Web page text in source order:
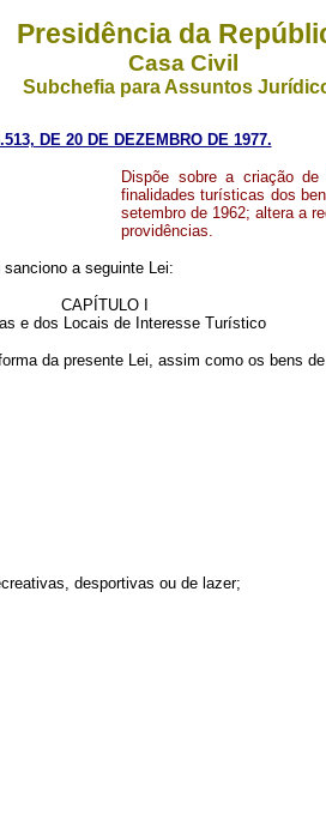
Presidência da
Casa Civil
Subchefia para Assuntos
DE 20 DE DEZEMBRO DE 1977.
Dispõe sobre a criação
finalidades turísticas dos
setembro de 1962; altera a
providências.
a seguinte Lei:
CAPÍTULO I
e dos Locais de Interesse Turístico
da presente Lei, assim como os bens
desportivas ou de lazer;